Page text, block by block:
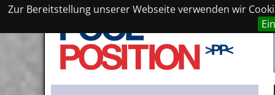
Zur Bereitstellung unserer Webseite verwenden wir